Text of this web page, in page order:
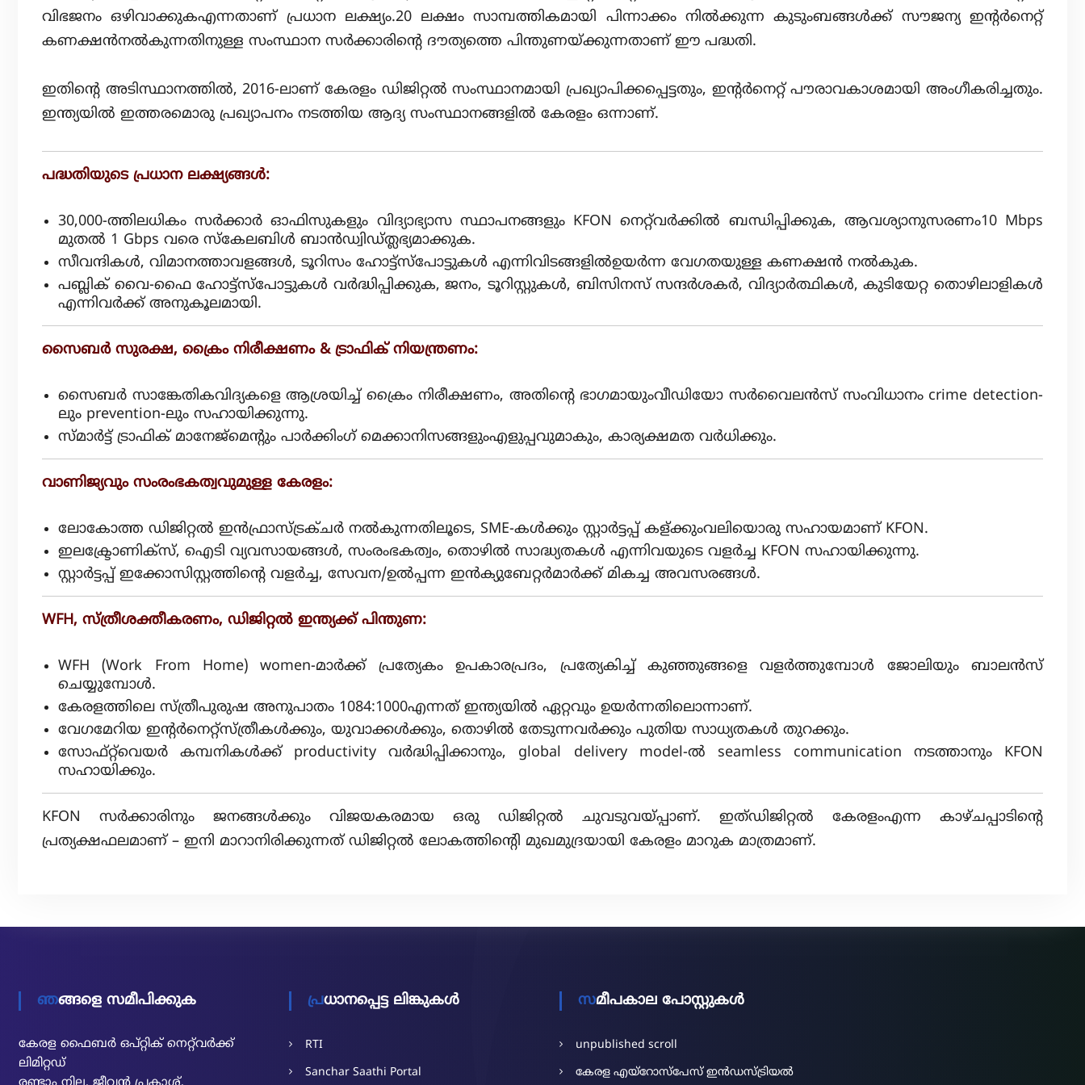
c
N
w
o
k
വിഭജനം ഒഴിവാക്കുകഎന്നതാണ് പ്രധാന ലക്ഷ്യം.20 ലക്ഷം സാമ്പത്തികമായി പിന്നാക്കം നിൽക്കുന്ന കുടുംബങ്ങൾക്ക് സൗജന്യ ഇന്റർനെറ്റ്
കണക്ഷൻനൽകുന്നതിനുള്ള സംസ്ഥാന സർക്കാരിന്റെ ദൗത്യത്തെ പിന്തുണയ്ക്കുന്നതാണ് ഈ പദ്ധതി.
ഇതിന്റെ അടിസ്ഥാനത്തിൽ, 2016-ലാണ് കേരളം ഡിജിറ്റൽ സംസ്ഥാനമായി പ്രഖ്യാപിക്കപ്പെട്ടതും, ഇന്റർനെറ്റ് പൗരാവകാശമായി അംഗീകരിച്ചതും.
ഇന്ത്യയിൽ ഇത്തരമൊരു പ്രഖ്യാപനം നടത്തിയ ആദ്യ സംസ്ഥാനങ്ങളിൽ കേരളം ഒന്നാണ്.
പദ്ധതിയുടെ പ്രധാന ലക്ഷ്യങ്ങൾ:
30,000-ത്തിലധികം സർക്കാർ ഓഫിസുകളും വിദ്യാഭ്യാസ സ്ഥാപനങ്ങളും KFON നെറ്റ്‌വർക്കിൽ ബന്ധിപ്പിക്കുക, ആവശ്യാനുസരണം10 Mbps
മുതൽ 1 Gbps വരെ സ്കേലബിൾ ബാൻഡ്വിഡ്ത്ലഭ്യമാക്കുക.
സീവന്ദികൾ, വിമാനത്താവളങ്ങൾ, ടൂറിസം ഹോട്ട്‌സ്‌പോട്ടുകൾ എന്നിവിടങ്ങളിൽഉയർന്ന വേഗതയുള്ള കണക്ഷൻ നൽകുക.
പബ്ലിക് വൈ-ഫൈ ഹോട്ട്‌സ്‌പോട്ടുകൾ വർദ്ധിപ്പിക്കുക, ജനം, ടൂറിസ്റ്റുകൾ, ബിസിനസ് സന്ദർശകർ, വിദ്യാർത്ഥികൾ, കുടിയേറ്റ തൊഴിലാളികൾ
എന്നിവർക്ക് അനുകൂലമായി.
സൈബർ സുരക്ഷ, ക്രൈം നിരീക്ഷണം & ട്രാഫിക് നിയന്ത്രണം:
സൈബർ സാങ്കേതികവിദ്യകളെ ആശ്രയിച്ച് ക്രൈം നിരീക്ഷണം, അതിന്റെ ഭാഗമായുംവീഡിയോ സർവൈലൻസ് സംവിധാനം crime detection-
ലും prevention-ലും സഹായിക്കുന്നു.
സ്മാർട്ട് ട്രാഫിക് മാനേജ്മെന്റും പാർക്കിംഗ് മെക്കാനിസങ്ങളുംഎളുപ്പവുമാകും, കാര്യക്ഷമത വർധിക്കും.
വാണിജ്യവും സംരംഭകത്വവുമുള്ള കേരളം:
ലോകോത്ത ഡിജിറ്റൽ ഇൻഫ്രാസ്ട്രക്ചർ നൽകുന്നതിലൂടെ, SME-കൾക്കും സ്റ്റാർട്ടപ്പ്‌ കള്ക്കുംവലിയൊരു സഹായമാണ് KFON.
ഇലക്ട്രോണിക്‌സ്, ഐടി വ്യവസായങ്ങൾ, സംരംഭകത്വം, തൊഴിൽ സാദ്ധ്യതകൾ എന്നിവയുടെ വളർച്ച KFON സഹായിക്കുന്നു.
സ്റ്റാർട്ടപ്പ് ഇക്കോസിസ്റ്റത്തിന്റെ വളർച്ച, സേവന/ഉൽപ്പന്ന ഇൻക്യുബേറ്റർമാർക്ക് മികച്ച അവസരങ്ങൾ.
WFH, സ്ത്രീശക്തീകരണം, ഡിജിറ്റൽ ഇന്ത്യക്ക് പിന്തുണ:
WFH (Work From Home) women-മാർക്ക് പ്രത്യേകം ഉപകാരപ്രദം, പ്രത്യേകിച്ച് കുഞ്ഞുങ്ങളെ വളർത്തുമ്പോൾ ജോലിയും ബാലൻസ്
ചെയ്യുമ്പോൾ.
കേരളത്തിലെ സ്ത്രീപുരുഷ അനുപാതം 1084:1000എന്നത് ഇന്ത്യയിൽ ഏറ്റവും ഉയർന്നതിലൊന്നാണ്.
വേഗമേറിയ ഇന്റർനെറ്റ്സ്ത്രീകൾക്കും, യുവാക്കൾക്കും, തൊഴിൽ തേടുന്നവർക്കും പുതിയ സാധ്യതകൾ തുറക്കും.
സോഫ്റ്റ്‌വെയർ കമ്പനികൾക്ക് productivity വർദ്ധിപ്പിക്കാനും, global delivery model-ൽ seamless communication നടത്താനും KFON
സഹായിക്കും.
KFON സർക്കാരിനും ജനങ്ങൾക്കും വിജയകരമായ ഒരു ഡിജിറ്റൽ ചുവടുവയ്പ്പാണ്. ഇത്ഡിജിറ്റൽ കേരളംഎന്ന കാഴ്ചപ്പാടിന്റെ
പ്രത്യക്ഷഫലമാണ് – ഇനി മാറാനിരിക്കുന്നത് ഡിജിറ്റൽ ലോകത്തിന്റെി മുഖമുദ്രയായി കേരളം മാറുക മാത്രമാണ്.
ഞങ്ങളെ സമീപിക്കുക
കേരള ഫൈബർ ഒപ്റ്റിക് നെറ്റ്‌വർക്ക്
ലിമിറ്റഡ്
പ്രധാനപ്പെട്ട ലിങ്കുകൾ
RTI
Sanchar Saathi Portal
സമീപകാല പോസ്റ്റുകൾ
unpublished scroll
കേരള എയ്‌റോസ്‌പേസ് ഇൻഡസ്ട്രിയൽ